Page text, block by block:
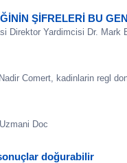
ŞİFRELERİ BU
Yardimcisi Dr. Mark
Comert, kadinlarin regl
Doc
doğurabilir